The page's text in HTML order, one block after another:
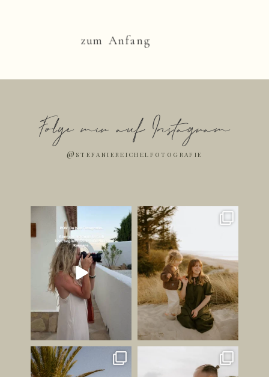
zum Anfang
Folge mir auf Instagram
@stefaniereichelfotografie
Ich bin jetzt Influencer. ✌🏻
Jetzt mal...
179 42
Die schönsten Bilder
entstehen oft dann, wenn...
247
JUNI GEFÜHL ✨
Ihr wisst ja, dass ich schon
HABT IHR LUST AUF EINEN
STRANDSPAZIERGANG AN
EUREM...